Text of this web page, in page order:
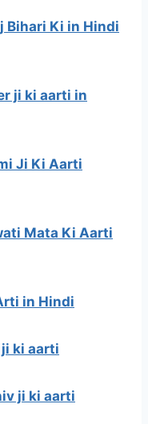
Bihari Ki in Hindi
ji ki aarti in
Ji Ki Aarti
Mata Ki Aarti
Arti in Hindi
ji ki aarti
ji ki aarti